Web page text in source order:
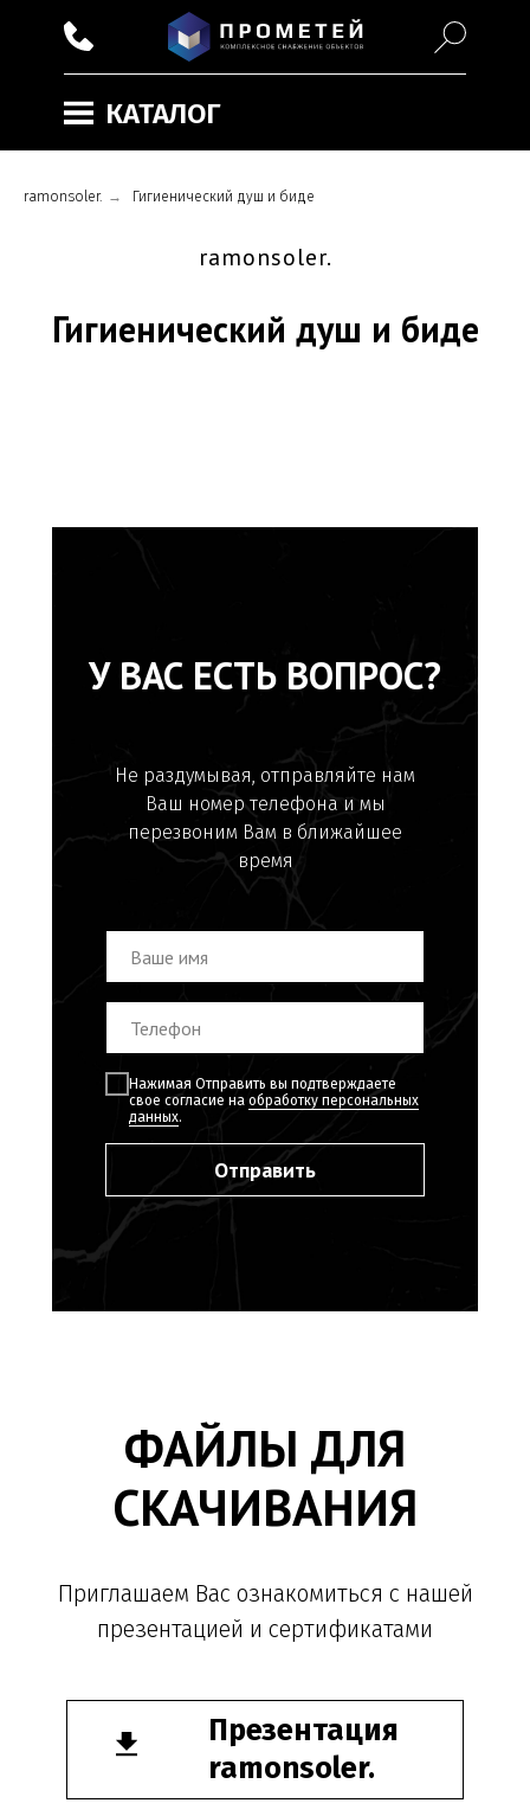
КАТАЛОГ
ramonsoler. → Гигиенический душ и биде
ramonsoler.
Гигиенический душ и биде
У ВАС ЕСТЬ ВОПРОС?
Не раздумывая, отправляйте нам
Ваш номер телефона и мы
перезвоним Вам в ближайшее
время
Нажимая Отправить вы подтверждаете
свое согласие на обработку персональных
данных.
Отправить
ФАЙЛЫ ДЛЯ
СКАЧИВАНИЯ
Каталог
ramonsoler.
Приглашаем Вас ознакомиться с нашей
презентацией и сертификатами
Санкт-Петербург, DESIGN DISTRICT DAA,
Красногвардейская пл., 3, пом. Е4-120,